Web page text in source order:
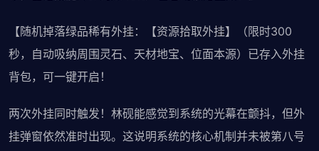
【随机掉落绿品稀有外挂：【资源拾取外挂】（限时300
秒，自动吸纳周围灵石、天材地宝、位面本源）已存入外挂
背包，可一键开启！
两次外挂同时触发！林砚能感觉到系统的光幕在颤抖，但外
挂弹窗依然准时出现。这说明系统的核心机制并未被第八号